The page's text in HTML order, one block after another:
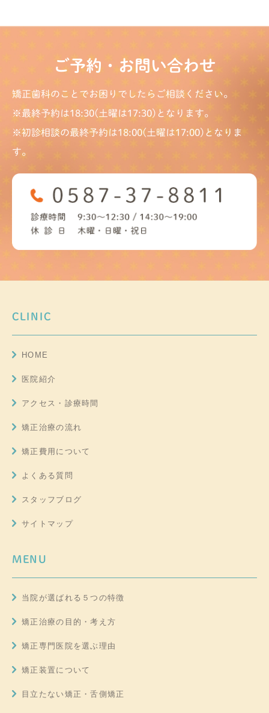
ご予約・お問い合わせ
矯正歯科のことでお困りでしたらご相談ください。
※最終予約は18:30(土曜は17:30)となります。
※初診相談の最終予約は18:00(土曜は17:00)となりま
す。
CLINIC
HOME
医院紹介
アクセス・診療時間
矯正治療の流れ
矯正費用について
よくある質問
スタッフブログ
サイトマップ
MENU
当院が選ばれる５つの特徴
矯正治療の目的・考え方
矯正専門医院を選ぶ理由
矯正装置について
目立たない矯正・舌側矯正